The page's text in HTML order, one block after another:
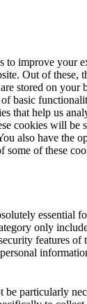
to improve your
Out of these,
stored on your
basic
that help us
cookies will be
also have the
some of these
essential
only
features of
be particularly